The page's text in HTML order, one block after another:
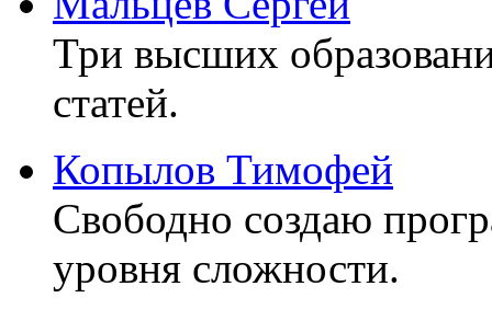
Три высших
статей.
Копылов Тимофей
Свободно создаю
уровня сложности.